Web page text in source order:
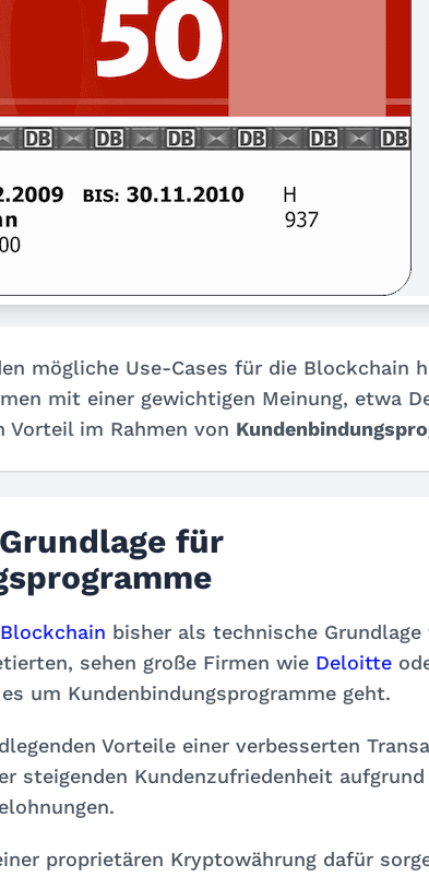
mögliche Use-Cases für die Blockchain
mit einer gewichtigen Meinung, etwa
Vorteil im Rahmen von
für
Blockchain bisher als technische
sehen große Firmen wie Deloitte
um Kundenbindungsprogramme geht.
Vorteile einer verbesserten
steigenden Kundenzufriedenheit
proprietären Kryptowährung dafür